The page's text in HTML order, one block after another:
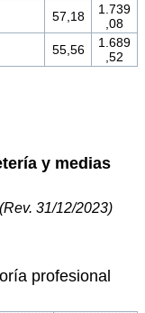
57,18
1.739
,08
55,56
1.689
,52
y medias
31/12/2023)
profesional